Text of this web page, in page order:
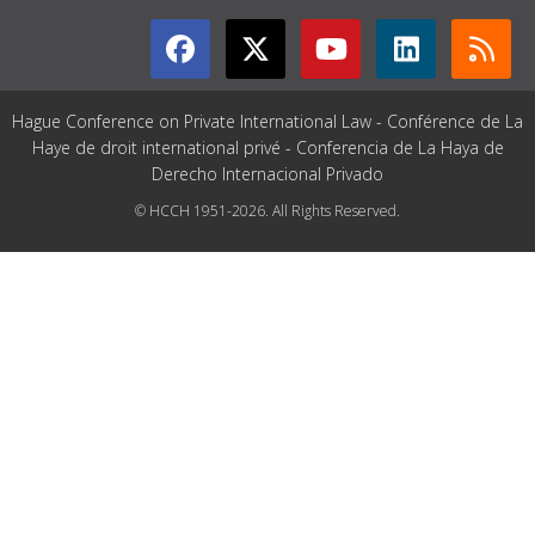
Hague Conference on Private International Law - Conférence de La
Haye de droit international privé - Conferencia de La Haya de
Derecho Internacional Privado
© HCCH 1951-2026. All Rights Reserved.